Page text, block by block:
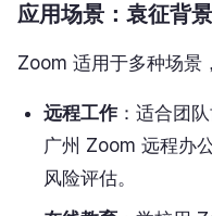
应用场景：袁征背
Zoom 适用于多种场景
远程工作：适合团
广州 Zoom 远程办
风险评估。